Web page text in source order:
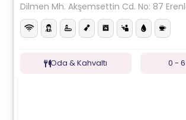
Dilmen Mh. Akşemsettin Cd. No: 87
Oda & Kahvaltı 0 -